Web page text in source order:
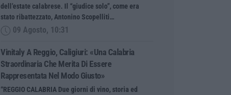
dell’estate calabrese. Il “giudice solo”, come era
stato ribattezzato, Antonino Scopelliti…
09 Agosto, 10:31
Vinitaly A Reggio, Caligiuri: «Una Calabria
Straordinaria Che Merita Di Essere
Rappresentata Nel Modo Giusto»
“REGGIO CALABRIA Due giorni di vino, storia ed